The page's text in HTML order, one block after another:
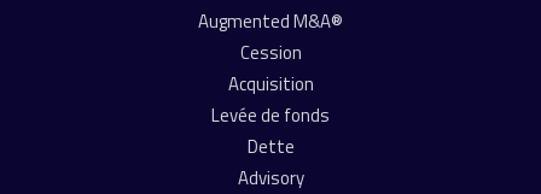
Augmented M&A®
Cession
Acquisition
Levée de fonds
Dette
Advisory